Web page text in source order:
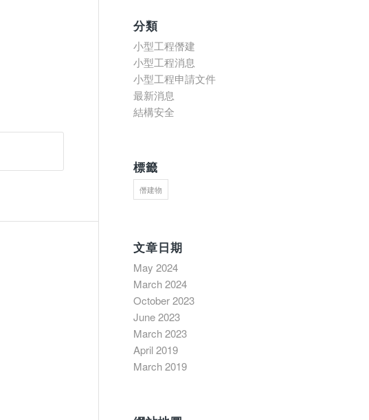
分類
小型工程僭建
小型工程消息
小型工程申請文件
最新消息
結構安全
標籤
僭建物
文章日期
May 2024
March 2024
October 2023
June 2023
March 2023
April 2019
March 2019